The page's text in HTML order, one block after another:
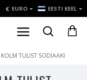
€ EURO EESTI KEEL
TULIST SODIAAKI